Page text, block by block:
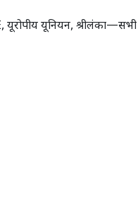
यूरोपीय यूनियन,